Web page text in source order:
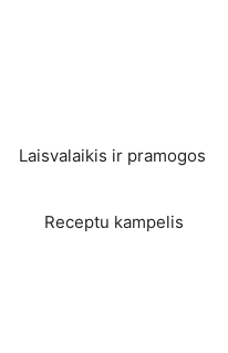
Laisvalaikis ir pramogos
Receptu kampelis